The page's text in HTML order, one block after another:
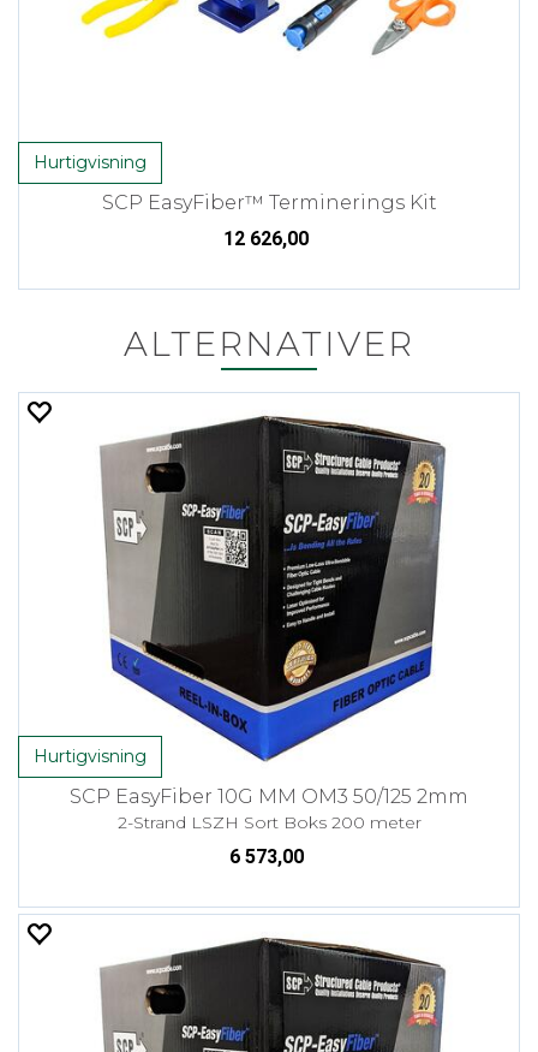
Hurtigvisning
SCP EasyFiber™ Terminerings Kit
12 626,00
ALTERNATIVER
Hurtigvisning
SCP EasyFiber 10G MM OM3 50/125 2mm
2-Strand LSZH Sort Boks 200 meter
6 573,00